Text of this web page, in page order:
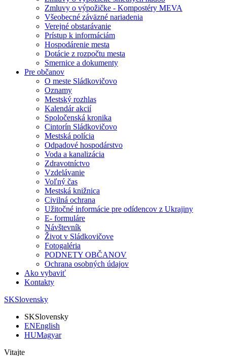
Zmluvy o výpožičke - Kompostéry MEVA
Všeobecné záväzné nariadenia
Verejné obstarávanie
Prístup k informáciám
Hospodárenie mesta
Dotácie z rozpočtu mesta
Smernice a dokumenty
Pre občanov
O meste Sládkovičovo
Oznamy
Mestský rozhlas
Kalendár akcií
Spoločenská kronika
Cintorín Sládkovičovo
Mestská polícia
Odpadové hospodárstvo
Voda a kanalizácia
Zdravotníctvo
Vzdelávanie
Voľný čas
Mestská knižnica
Civilná ochrana
Užitočné informácie pre odídencov z Ukrajiny
E- formuláre
Návštevník
Život v Sládkovičove
Fotogaléria
PODNETY OBČANOV
Ochrana osobných údajov
Ako vybaviť
Kontakty
SKSlovensky
SKSlovensky
ENEnglish
HUMagyar
Vitajte